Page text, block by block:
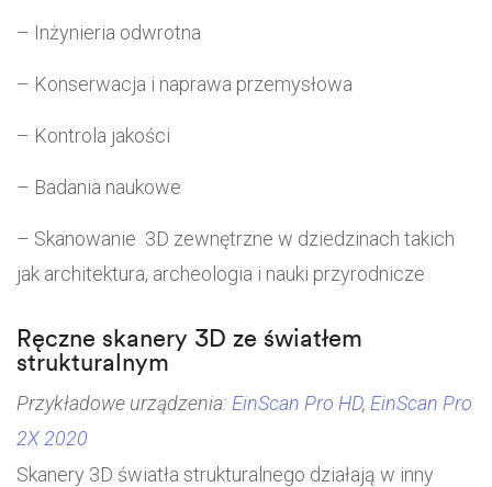
– Inżynieria odwrotna
– Konserwacja i naprawa przemysłowa
– Kontrola jakości
– Badania naukowe
– Skanowanie 3D zewnętrzne w dziedzinach takich
jak architektura, archeologia i nauki przyrodnicze
Ręczne skanery 3D ze światłem
strukturalnym
Przykładowe urządzenia: EinScan Pro HD, EinScan Pro
2X 2020
Skanery 3D światła strukturalnego działają w inny